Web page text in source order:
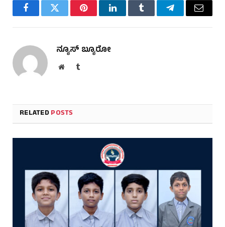
FacebookTwitter PinterestLinkedInTumblr TelegramEmail
ನ್ಯೂಸ್ ಬ್ಯೂರೋ
WebsiteTumblr
RELATEDPOSTS